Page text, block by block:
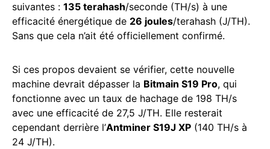
suivantes : 135 terahash/seconde (TH/s) à une
efficacité énergétique de 26 joules/terahash (J/TH).
Sans que cela n’ait été officiellement confirmé.
Si ces propos devaient se vérifier, cette nouvelle
machine devrait dépasser la Bitmain S19 Pro, qui
fonctionne avec un taux de hachage de 198 TH/s
avec une efficacité de 27,5 J/TH. Elle resterait
cependant derrière l’Antminer S19J XP (140 TH/s à
24 J/TH).